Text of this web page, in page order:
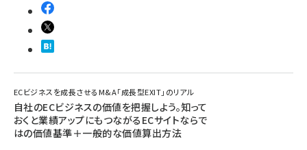
ECビジネスを成長させるM&A「成長型EXIT」のリアル
自社のECビジネスの価値を把握しよう。知って
おくと業績アップにもつながるECサイトならで
はの価値基準＋一般的な価値算出方法